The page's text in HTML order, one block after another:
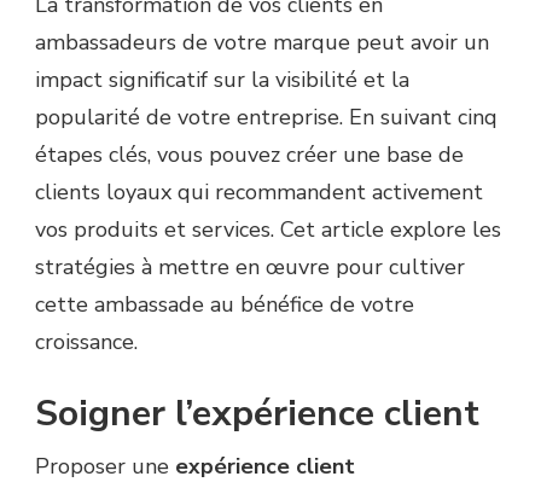
ambassadeurs de votre marque peut avoir un
impact significatif sur la visibilité et la
popularité de votre entreprise. En suivant cinq
étapes clés, vous pouvez créer une base de
clients loyaux qui recommandent activement
vos produits et services. Cet article explore les
stratégies à mettre en œuvre pour cultiver
cette ambassade au bénéfice de votre
croissance.
Soigner l’expérience client
Proposer une expérience client